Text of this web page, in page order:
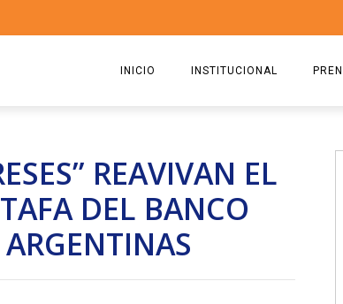
INICIO INSTITUCIONAL
ESTATUTO
COMISIÓN DIRECTIVA 2023-
RICARDO CIRIELLI
REAVIVAN EL
DEL BANCO